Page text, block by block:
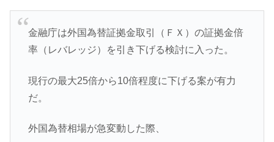
金融庁は外国為替証拠金取引（ＦＸ）の証拠金倍
率（レバレッジ）を引き下げる検討に入った。
現行の最大25倍から10倍程度に下げる案が有力
だ。
外国為替相場が急変動した際、